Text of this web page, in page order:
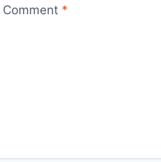
Comment *